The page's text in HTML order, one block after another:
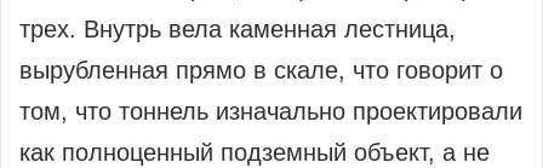
трех. Внутрь вела каменная лестница,
вырубленная прямо в скале, что говорит о
том, что тоннель изначально проектировали
как полноценный подземный объект, а не